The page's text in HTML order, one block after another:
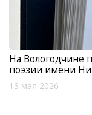
На Вологодчине
поэзии имени
13 мая 2026